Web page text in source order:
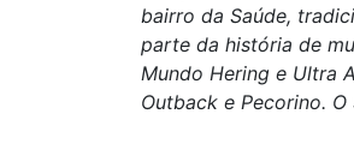
bairro da Saúde,
parte da história de
Mundo Hering e Ultra
Outback e Pecorino.